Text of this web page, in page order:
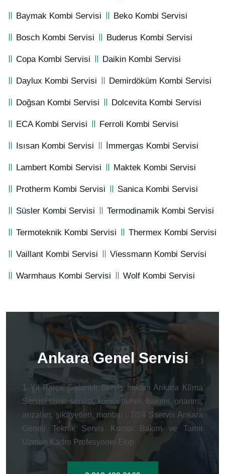
Baymak Kombi Servisi Beko Kombi Servisi
Bosch Kombi Servisi Buderus Kombi Servisi
Copa Kombi Servisi Daikin Kombi Servisi
Daylux Kombi Servisi Demirdöküm Kombi Servisi
Doğsan Kombi Servisi Dolcevita Kombi Servisi
ECA Kombi Servisi Ferroli Kombi Servisi
Isısan Kombi Servisi İmmergas Kombi Servisi
Lambert Kombi Servisi Maktek Kombi Servisi
Protherm Kombi Servisi Sanica Kombi Servisi
Süsler Kombi Servisi Termodinamik Kombi Servisi
Termoteknik Kombi Servisi Thermex Kombi Servisi
Vaillant Kombi Servisi Viessmann Kombi Servisi
Warmhaus Kombi Servisi Wolf Kombi Servisi
Ankara Genel Servisi
1 Yıl Parça Garantili Servis İmkanı Ankara Klima
Servisi tamir servisi, kombi tamiri, bakımı, onarımı,
arızaları, şikayetleri, montajı . 7/24 Sservis Ankara
Geneli Teknik Servis Kombi Bakım ve Tamir
Uzman Kadro Profesyonel Ekip